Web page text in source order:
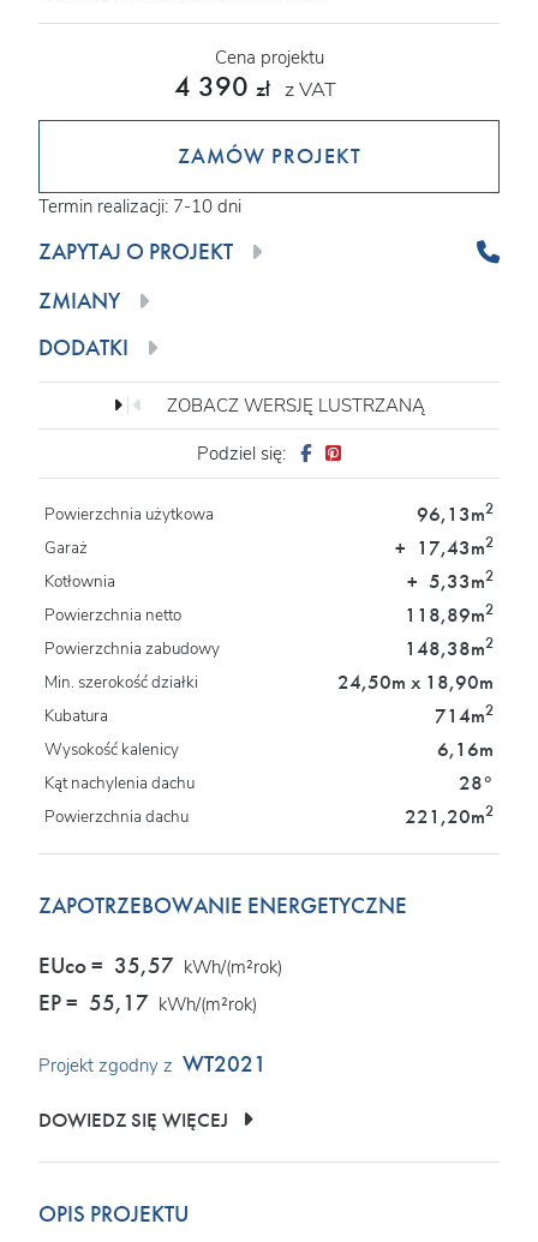
Cena projektu
4 390 zł z VAT
ZAMÓW PROJEKT
Termin realizacji: 7-10 dni
ZAPYTAJ O PROJEKT
ZMIANY
DODATKI
ZOBACZ WERSJĘ LUSTRZANĄ
Podziel się:
Powierzchnia użytkowa 96,13m2
Garaż + 17,43m2
Kotłownia + 5,33m2
Powierzchnia netto 118,89m2
Powierzchnia zabudowy 148,38m2
Min. szerokość działki 24,50m x 18,90m
Kubatura 714m2
Wysokość kalenicy 6,16m
Kąt nachylenia dachu 28°
Powierzchnia dachu 221,20m2
OPIS PROJEKTU
ZAPOTRZEBOWANIE ENERGETYCZNE
EUco = 35,57 kWh/(m²rok)
EP = 55,17 kWh/(m²rok)
Projekt zgodny z WT2021
DOWIEDZ SIĘ WIĘCEJ